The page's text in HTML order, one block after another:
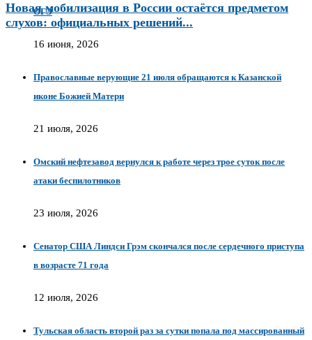
Новая мобилизация в России остаётся предметом
слухов: официальных решений...
ОГЭ
16 июня, 2026
Православные верующие 21 июля обращаются к Казанской
иконе Божией Матери
21 июля, 2026
Омский нефтезавод вернулся к работе через трое суток после
атаки беспилотников
23 июля, 2026
Сенатор США Линдси Грэм скончался после сердечного приступа
в возрасте 71 года
12 июля, 2026
Тульская область второй раз за сутки попала под массированный